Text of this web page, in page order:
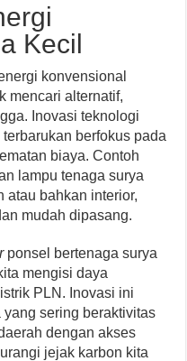
Kecil
konvensional
mencari alternatif,
Inovasi teknologi
berfokus pada
biaya. Contoh
lampu tenaga surya
atau bahkan interior,
mudah dipasang.
ponsel bertenaga surya
mengisi daya
PLN. Inovasi ini
sering beraktivitas
dengan akses
jejak karbon kita